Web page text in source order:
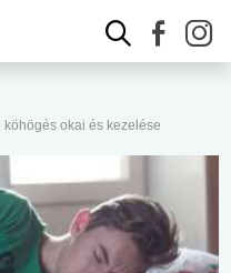
köhögés okai és kezelése